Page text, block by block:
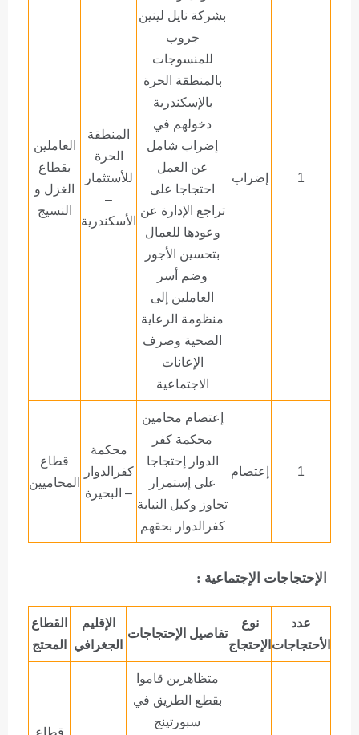
1 إضراب
بشركة نايل لينين
جروب
للمنسوجات
بالمنطقة الحرة
بالإسكندرية
دخولهم في
إضراب شامل
عن العمل
احتجاجا على
تراجع الإدارة عن
وعودها للعمال
بتحسين الأجور
وضم أسر
العاملين إلى
منظومة الرعاية
الصحية وصرف
الإعانات
الاجتماعية
المنطقة
الحرة
للأستثمار
–
اﻷسكندرية
العاملين
بقطاع
الغزل و
النسيج
1 إعتصام
إعتصام محامين
محكمة كفر
الدوار إحتجاجا
على إستمرار
تجاوز وكيل النيابة
كفرالدوار بحقهم
محكمة
كفرالدوار
– البحيرة
قطاع
المحاميين
الإحتجاجات الإجتماعية :
عدد
الأحتجاجات
نوع
الإحتجاج
تفاصيل الإحتجاجات
الإقليم
الجغرافي
القطاع
المحتج
متظاهرين قاموا
بقطع الطريق في
سبورتينج